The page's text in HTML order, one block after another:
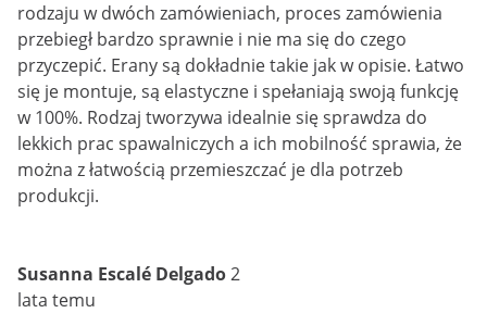
rodzaju w dwóch zamówieniach, proces zamówienia
przebiegł bardzo sprawnie i nie ma się do czego
przyczepić. Erany są dokładnie takie jak w opisie. Łatwo
się je montuje, są elastyczne i spełaniają swoją funkcję
w 100%. Rodzaj tworzywa idealnie się sprawdza do
lekkich prac spawalniczych a ich mobilność sprawia, że
można z łatwością przemieszczać je dla potrzeb
produkcji.
Susanna Escalé Delgado2
lata temu